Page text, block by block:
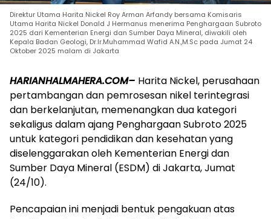
Direktur Utama Harita Nickel Roy Arman Arfandy bersama Komisaris
Utama Harita Nickel Donald J Hermanus menerima Penghargaan Subroto
2025 dari Kementerian Energi dan Sumber Daya Mineral, diwakili oleh
Kepala Badan Geologi, Dr.Ir.Muhammad Wafid A.N.,M.Sc pada Jumat 24
Oktober 2025 malam di Jakarta
HARIANHALMAHERA.COM– Harita Nickel, perusahaan
pertambangan dan pemrosesan nikel terintegrasi
dan berkelanjutan, memenangkan dua kategori
sekaligus dalam ajang Penghargaan Subroto 2025
untuk kategori pendidikan dan kesehatan yang
diselenggarakan oleh Kementerian Energi dan
Sumber Daya Mineral (ESDM) di Jakarta, Jumat
(24/10).
Pencapaian ini menjadi bentuk pengakuan atas